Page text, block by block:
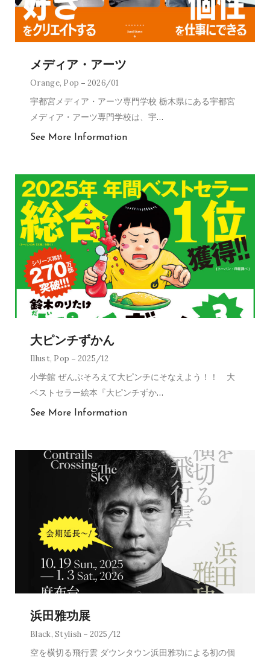
メディア・アーツ
Orange, Pop 2026/01
宇都宮メディア・アーツ専門学校 栃木県にある宇都宮
メディア・アーツ専門学校は、宇…
See More Information
大ピンチずかん
Illust, Pop 2025/12
小学館 ぜんぶそろえて大ピンチにそなえよう！！ 大
ベストセラー絵本『大ピンチずか…
See More Information
浜田雅功展
Black,Stylish 2025/12
空を横切る飛行雲 ダウンタウン浜田雅功による初の個